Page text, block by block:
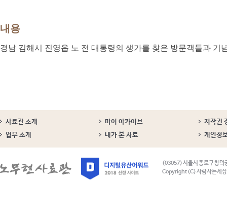
내용
경남 김해시 진영읍 노 전 대통령의 생가를 찾은 방문객들과 기
사료관 소개 마이 아카이브
저작권
업무 소개
내가 본 사료 개인정
(03057) 서울시 종로구 창덕
Copyright (C) 사람사는세